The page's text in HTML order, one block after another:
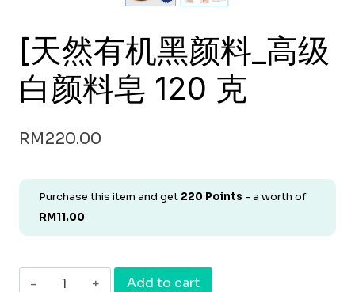
[天然有机黑颜料_高级
白颜料皂 120 克
RM220.00
Purchase this item and get 220 Points - a worth of
RM11.00
[天
Add to cart